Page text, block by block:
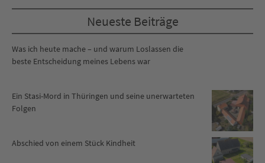
Neueste Beiträge
Was ich heute mache – und warum Loslassen die
beste Entscheidung meines Lebens war
Ein Stasi-Mord in Thüringen und seine unerwarteten
Folgen
Abschied von einem Stück Kindheit